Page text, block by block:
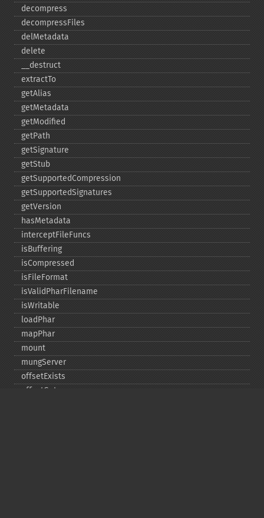
decompress
decompressFiles
delMetadata
delete
_​_​destruct
extractTo
getAlias
getMetadata
getModified
getPath
getSignature
getStub
getSupportedCompression
getSupportedSignatures
getVersion
hasMetadata
interceptFileFuncs
isBuffering
isCompressed
isFileFormat
isValidPharFilename
isWritable
loadPhar
mapPhar
mount
mungServer
offsetExists
offsetGet